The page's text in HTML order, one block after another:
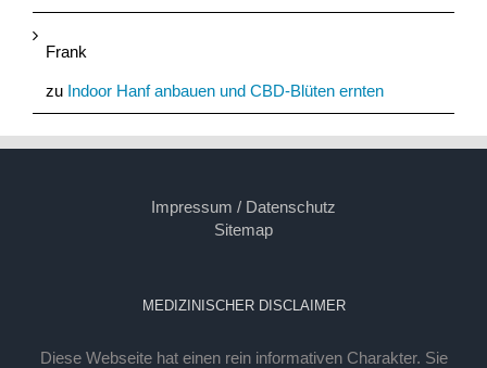
Frank
zu Indoor Hanf anbauen und CBD-Blüten ernten
Impressum / Datenschutz
Sitemap
MEDIZINISCHER DISCLAIMER
Diese Webseite hat einen rein informativen Charakter. Sie